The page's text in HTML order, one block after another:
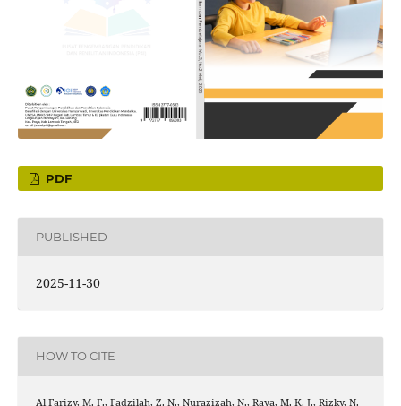
PDF
PUBLISHED
2025-11-30
HOW TO CITE
Al Farizy, M. F., Fadzilah, Z. N., Nurazizah, N., Raya, M. K. J., Rizky, N.